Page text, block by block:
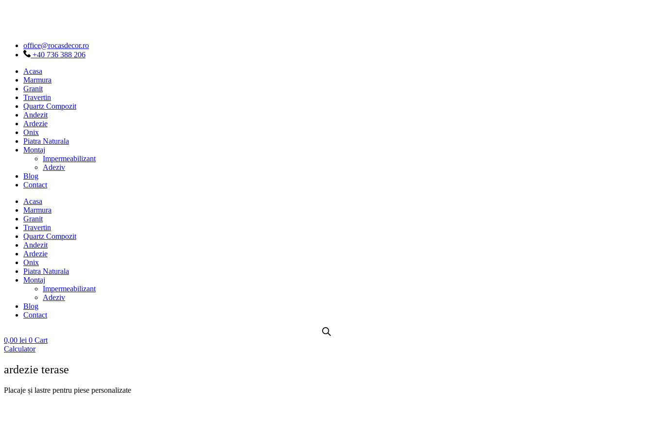
office@rocasdecor.ro
+40 736 388 206
Acasa
Marmura
Granit
Travertin
Quartz Compozit
Andezit
Ardezie
Onix
Piatra Naturala
Montaj
Impermeabilizant
Adeziv
Blog
Contact
Acasa
Marmura
Granit
Travertin
Quartz Compozit
Andezit
Ardezie
Onix
Piatra Naturala
Montaj
Impermeabilizant
Adeziv
Blog
Contact
0,00 lei 0 Cart
Calculator
ardezie terase
Placaje și lastre pentru piese personalizate